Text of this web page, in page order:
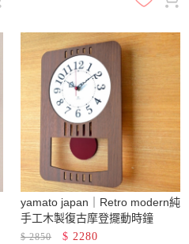
yamato japan｜Retro modern純
手工木製復古摩登擺動時鐘
$2850 $ 2280